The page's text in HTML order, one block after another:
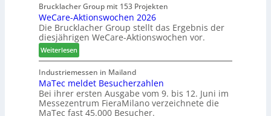
ä
f
t
s
f
ü
h
r
e
r
i
l
a
n
z
i
n
I
t
a
a
n
t
e
l
s
i
n
t
e
Brucklacher Group mit 153 Projekten
WeCare-Aktionswochen 2026
Die Brucklacher Group stellt das Ergebnis der
diesjährigen WeCare-Aktionswochen vor.
Weiterlesen:
W
e
C
a
r
Industriemessen in Mailand
MaTec meldet Besucherzahlen
Bei ihrer ersten Ausgabe vom 9. bis 12. Juni im
Messezentrum FieraMilano verzeichnete die
MaTec fast 45.000 Besucher.